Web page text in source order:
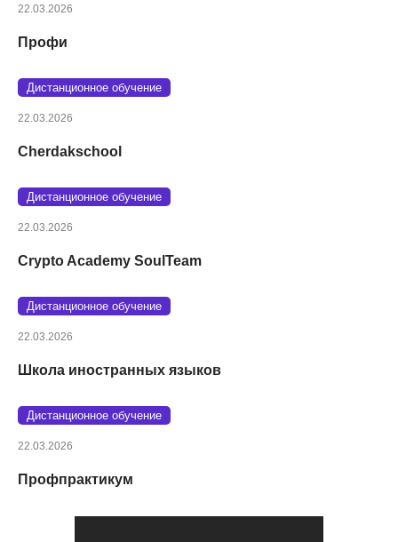
22.03.2026
Профи
Дистанционное обучение
22.03.2026
Cherdakschool
Дистанционное обучение
22.03.2026
Crypto Academy SoulTeam
Дистанционное обучение
22.03.2026
Школа иностранных языков
Дистанционное обучение
22.03.2026
Профпрактикум